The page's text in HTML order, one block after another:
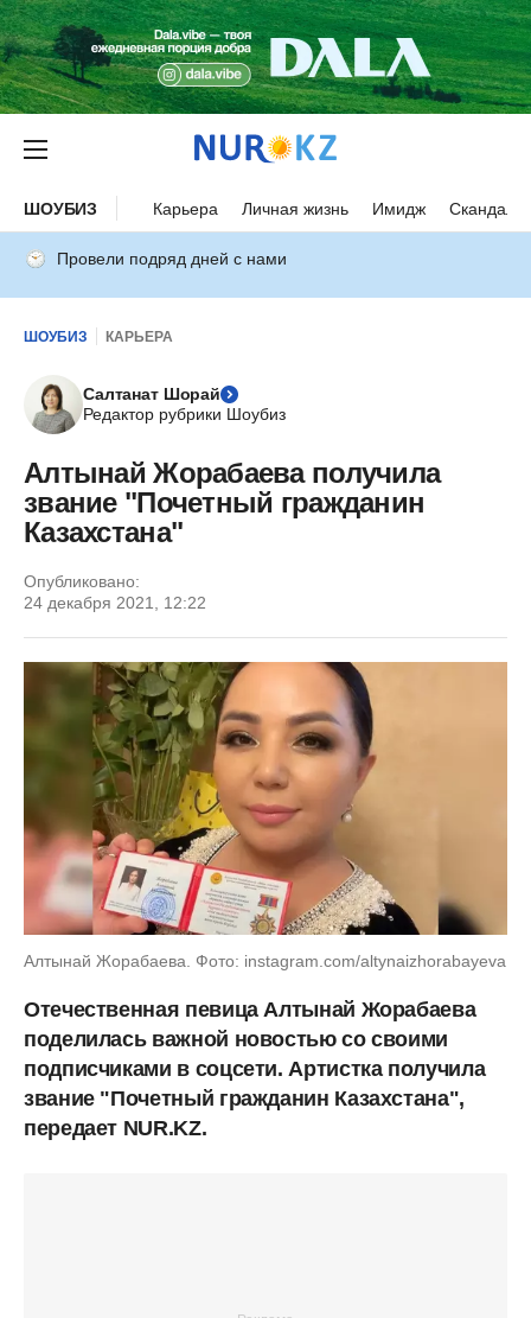
ШОУБИЗ Карьера Личная жизнь Имидж Скандалы
Провели подряд дней с нами
ШОУБИЗ КАРЬЕРА
Салтанат Шорай
Редактор рубрики Шоубиз
Алтынай Жорабаева получила
звание "Почетный гражданин
Казахстана"
Опубликовано:
24 декабря 2021, 12:22
Алтынай Жорабаева. Фото: instagram.com/altynaizhorabayeva
Отечественная певица Алтынай Жорабаева
поделилась важной новостью со своими
подписчиками в соцсети. Артистка получила
звание "Почетный гражданин Казахстана",
передает NUR.KZ.